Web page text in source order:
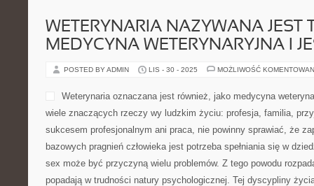
WETERYNARIA NAZYWANA JEST
MEDYCYNA WETERYNARYJNA I
POSTED BY ADMIN LIS - 30 - 2025 MOŻLIWOŚĆ
Weterynaria oznaczana jest również, jako medycyna
wiele znaczących rzeczy wy ludzkim życiu: profesja, familia,
sukcesem profesjonalnym ani praca, nie powinny sprawiać, że
bazowych pragnień człowieka jest potrzeba spełniania się w
sex może być przyczyną wielu problemów. Z tego powodu
popadają w trudności natury psychologicznej. Tej dyscypliny